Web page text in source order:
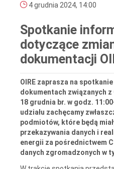
4 grudnia 2024, 14:00
Spotkanie
dotyczące
dokumentacji
OIRE zaprasza na
dokumentach związanych
18 grudnia br. w godz.
udziału zachęcamy
podmiotów, które będą
przekazywania danych i
energii za pośrednictwem
danych zgromadzonych w